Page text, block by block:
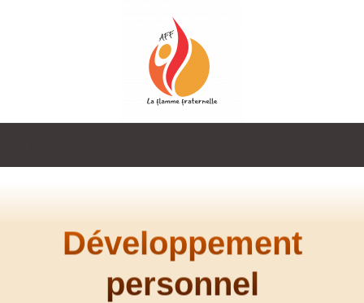
Développement
personnel